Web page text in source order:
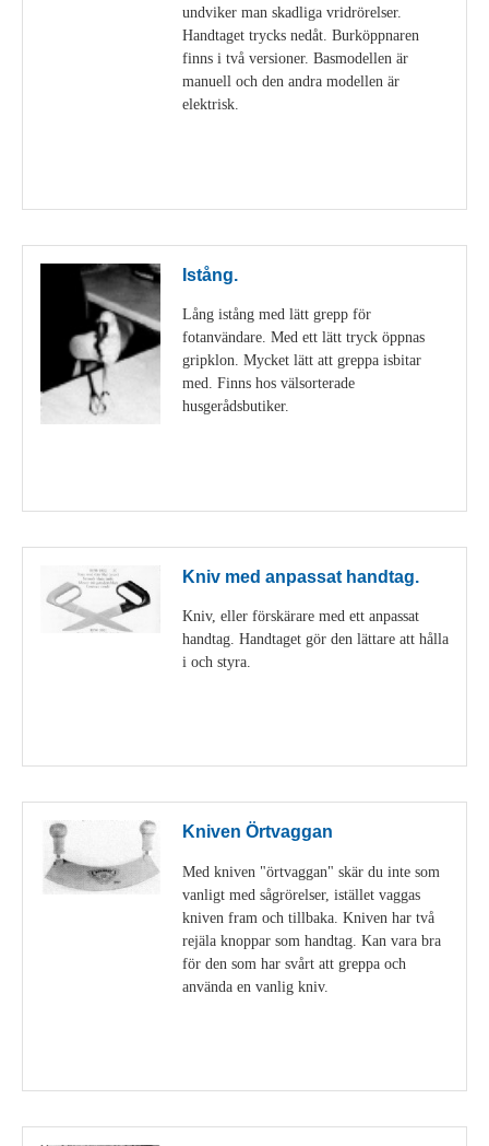
undviker man skadliga vridrörelser.
Handtaget trycks nedåt. Burköppnaren
finns i två versioner. Basmodellen är
manuell och den andra modellen är
elektrisk.
Istång.
Lång istång med lätt grepp för
fotanvändare. Med ett lätt tryck öppnas
gripklon. Mycket lätt att greppa isbitar
med. Finns hos välsorterade
husgerådsbutiker.
Kniv med anpassat handtag.
Kniv, eller förskärare med ett anpassat
handtag. Handtaget gör den lättare att hålla
i och styra.
Kniven Örtvaggan
Med kniven "örtvaggan" skär du inte som
vanligt med sågrörelser, istället vaggas
kniven fram och tillbaka. Kniven har två
rejäla knoppar som handtag. Kan vara bra
för den som har svårt att greppa och
använda en vanlig kniv.